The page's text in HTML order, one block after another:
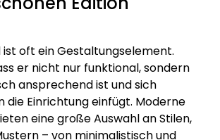
ist oft ein Gestaltungselement.
er nicht nur funktional, sondern
ansprechend ist und sich
die Einrichtung einfügt. Moderne
eine große Auswahl an Stilen,
– von minimalistisch und